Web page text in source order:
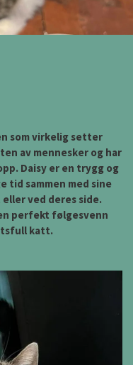
som virkelig setter
av mennesker og har
Daisy er en trygg og
tid sammen med sine
ved deres side.
perfekt følgesvenn
katt.